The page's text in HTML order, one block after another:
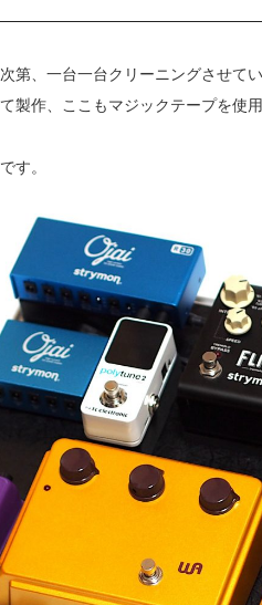
第、一台一台クリーニングさせて
製作、ここもマジックテープを使
す。